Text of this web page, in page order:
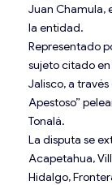
Juan Chamula,
la entidad.
Representado
sujeto citado en
Jalisco, a través
Apestoso”
Tonalá.
La disputa se
Acapetahua,
Hidalgo,